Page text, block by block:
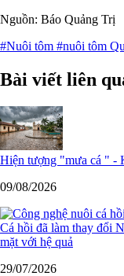
Nguồn: Báo Quảng Trị
#Nuôi tôm #nuôi tôm
Bài viết liên
Hiện tượng "mưa cá " -
09/08/2026
Cá hồi đã làm thay đổi
mặt với hệ quả
29/07/2026